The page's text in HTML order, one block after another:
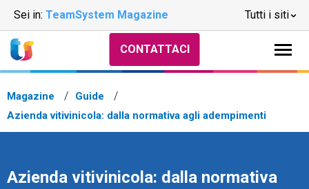
Sei in: TeamSystem Magazine Tutti i siti
CONTATTACI
Magazine
Guide
Azienda vitivinicola: dalla normativa agli adempimenti
Azienda vitivinicola: dalla normativa